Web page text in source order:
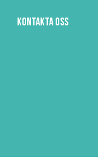
Kontakta oss